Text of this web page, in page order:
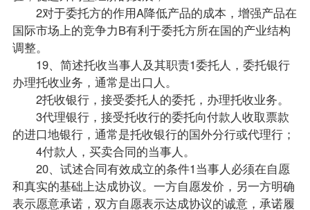
2对于委托方的作用A降低产品的成本，增强产品在
国际市场上的竞争力B有利于委托方所在国的产业结构
调整。
19、简述托收当事人及其职责1委托人，委托银行
办理托收业务，通常是出口人。
2托收银行，接受委托人的委托，办理托收业务。
3代理银行，接受托收行的委托向付款人收取票款
的进口地银行，通常是托收银行的国外分行或代理行；
4付款人，买卖合同的当事人。
20、试述合同有效成立的条件1当事人必须在自愿
和真实的基础上达成协议。一方自愿发价，另一方明确
表示愿意承诺，双方自愿表示达成协议的诚意，承诺履